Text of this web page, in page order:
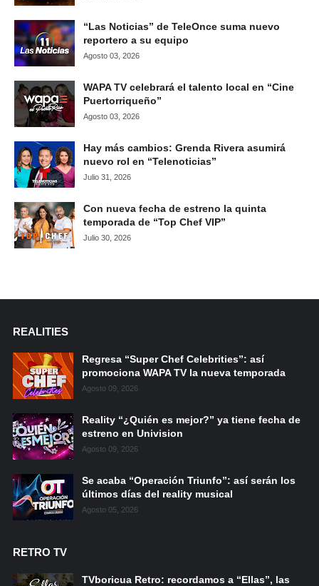
“Las Noticias” de TeleOnce suma nuevo
reportero a su equipo
Agosto 03, 2026
WAPA TV celebrará el talento local en “Cine
Puertorriqueño”
Agosto 03, 2026
Hay más cambios: Grenda Rivera asumirá
nuevo rol en “Telenoticias”
Julio 31, 2026
Con nueva fecha de estreno la quinta
temporada de “Top Chef VIP”
Julio 30, 2026
REALITIES
Regresa “Super Chef Celebrities”: así
promociona WAPA TV la nueva temporada
Agosto 09, 2026
Reality “¿Quién es mejor?” ya tiene fecha de
estreno en Univision
Agosto 09, 2026
Se acaba “Operación Triunfo”: así serán los
últimos días del reality musical
Agosto 05, 2026
RETRO TV
TVboricua Retro: recordamos a “Ellas”, las